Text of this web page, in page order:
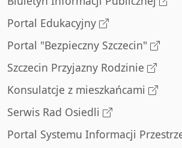
Portal Edukacyjny
Portal "Bezpieczny Szczecin"
Szczecin Przyjazny Rodzinie
Konsulatcje z mieszkańcami
Serwis Rad Osiedli
Portal Systemu Informacji